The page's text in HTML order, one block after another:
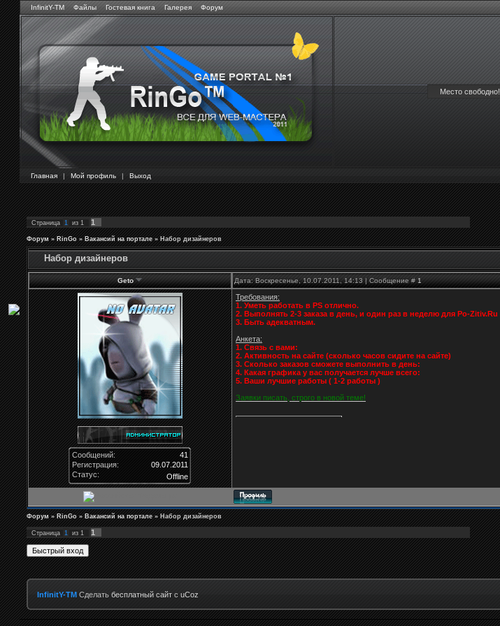
InfinitY-TM Файлы Гостевая книга Галерея Форум
Место свободно!
Главная | Мой профиль | Выход
Страница 1 из 1 1
Форум » RinGo » Вакансий на портале » Набор дизайнеров
Набор дизайнеров
Geto Дата: Воскресенье, 10.07.2011, 14:13 | Сообщение # 1
Сообщений:
41
Регистрация:
09.07.2011
Статус:
Offline
Требования:
1. Уметь работать в PS отлично.
2. Выполнять 2-3 заказа в день, и один раз в неделю для Po-Zitiv.Ru
3. Быть адекватным.
Анкета:
1. Связь с вами:
2. Активность на сайте (сколько часов сидите на сайте)
3. Сколько заказов сможете выполнить в день:
4. Какая графика у вас получается лучше всего:
5. Ваши лучшие работы ( 1-2 работы )
Заявки писать, строго в новой теме!
Форум » RinGo » Вакансий на портале » Набор дизайнеров
Страница 1 из 1
1
InfinitY-TM Сделать бесплатный сайт с uCoz